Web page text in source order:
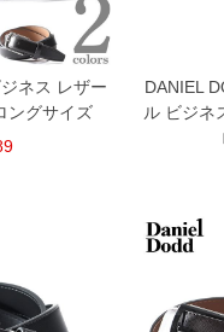
、実店鋪と在庫を共用しておりま
により、お客様にご迷惑をお掛
ない様最大限に努めておりますが
予めご了承ください。
ネス レザー
ングサイズ
DANIEL
ル ビジネ